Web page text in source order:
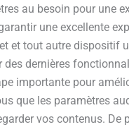
au besoin pour une
une excellente
et tout autre dispositif
dernières
importante pour
que les paramètres
vos contenus.